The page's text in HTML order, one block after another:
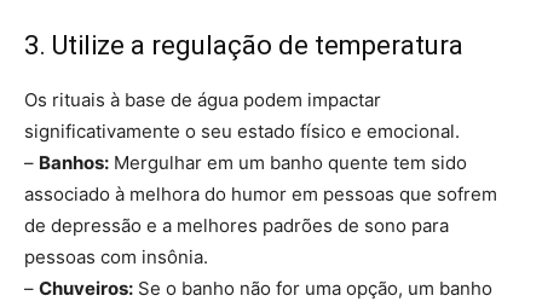
3. Utilize a regulação de temperatura
Os rituais à base de água podem impactar
significativamente o seu estado físico e emocional.
– Banhos: Mergulhar em um banho quente tem sido
associado à melhora do humor em pessoas que sofrem
de depressão e a melhores padrões de sono para
pessoas com insônia.
– Chuveiros: Se o banho não for uma opção, um banho